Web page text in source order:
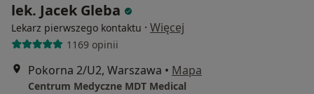
lek. Jacek Gleba
Lekarz pierwszego kontaktu · Więcej
1169 opinii
Pokorna 2/U2, Warszawa • Mapa
Centrum Medyczne MDT Medical